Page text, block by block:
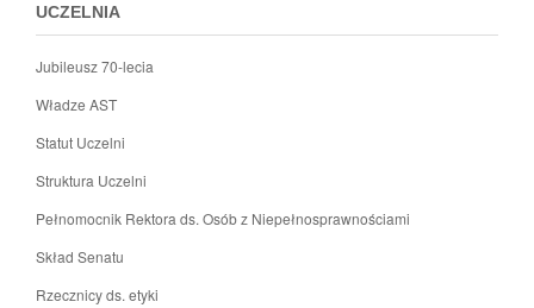
UCZELNIA
Jubileusz 70-lecia
Władze AST
Statut Uczelni
Struktura Uczelni
Pełnomocnik Rektora ds. Osób z Niepełnosprawnościami
Skład Senatu
Rzecznicy ds. etyki